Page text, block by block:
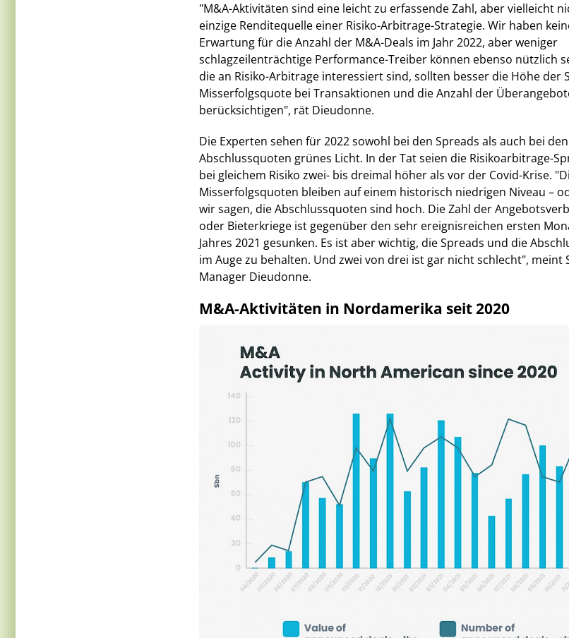
"M&A-Aktivitäten sind eine leicht zu erfassende Zahl, aber vielleicht
einzige Renditequelle einer Risiko-Arbitrage-Strategie. Wir haben
Erwartung für die Anzahl der M&A-Deals im Jahr 2022, aber weniger
schlagzeilenträchtige Performance-Treiber können ebenso nützlich
die an Risiko-Arbitrage interessiert sind, sollten besser die Höhe der
Misserfolgsquote bei Transaktionen und die Anzahl der
berücksichtigen", rät Dieudonne.
Die Experten sehen für 2022 sowohl bei den Spreads als auch bei den
Abschlussquoten grünes Licht. In der Tat seien die Risikoarbitrage-
bei gleichem Risiko zwei- bis dreimal höher als vor der Covid-Krise.
Misserfolgsquoten bleiben auf einem historisch niedrigen Niveau –
wir sagen, die Abschlussquoten sind hoch. Die Zahl der
oder Bieterkriege ist gegenüber den sehr ereignisreichen ersten
Jahres 2021 gesunken. Es ist aber wichtig, die Spreads und die
im Auge zu behalten. Und zwei von drei ist gar nicht schlecht", meint
Manager Dieudonne.
M&A-Aktivitäten in Nordamerika seit 2020